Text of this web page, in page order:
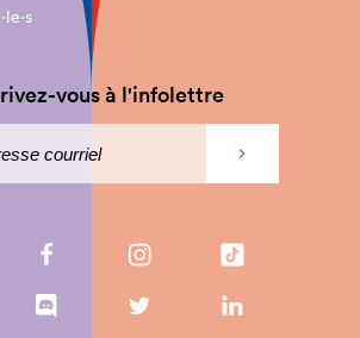
vous à l'infolettre